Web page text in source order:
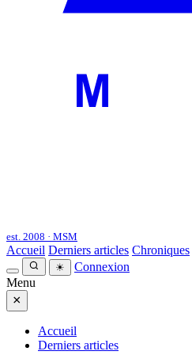
est. 2008 · MSM
Accueil Derniers articles Chroniques
☀
Connexion
Menu
×
Accueil
Derniers articles